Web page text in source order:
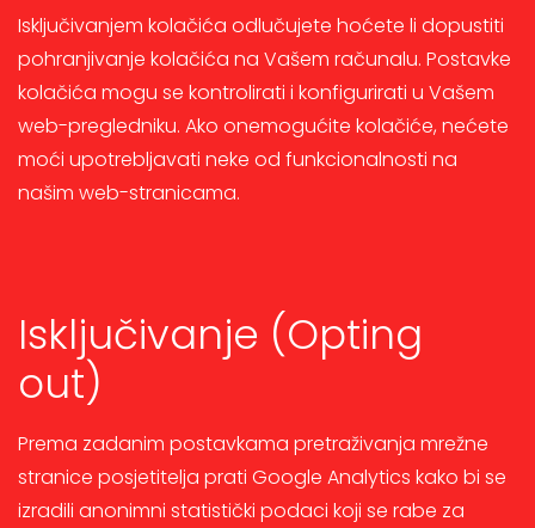
Isključivanjem kolačića odlučujete hoćete li dopustiti
pohranjivanje kolačića na Vašem računalu. Postavke
kolačića mogu se kontrolirati i konfigurirati u Vašem
web-pregledniku. Ako onemogućite kolačiće, nećete
moći upotrebljavati neke od funkcionalnosti na
našim web-stranicama.
Isključivanje (Opting
out)
Prema zadanim postavkama pretraživanja mrežne
stranice posjetitelja prati Google Analytics kako bi se
izradili anonimni statistički podaci koji se rabe za